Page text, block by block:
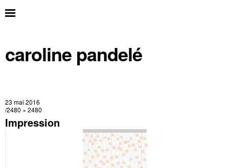
caroline pandelé
23 mai 2016
2480 × 2480
Impression